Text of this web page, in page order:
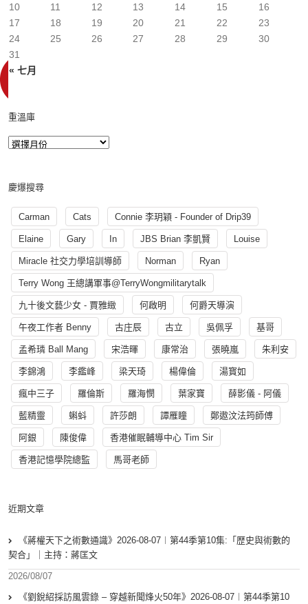
« 七月
10
11 12 13 14 15
16
17
18 19 20 21 22
23
24
25 26 27 28 29
30
31
重溫庫
慶爆搜尋
Carman Cats Connie 李玥穎 - Founder of Drip39
Elaine Gary In JBS Brian 李凱賢 Louise
Miracle 社交力學培訓導師 Norman Ryan
Terry Wong 王總講軍事@TerryWongmilitarytalk
九十後文藝少女 - 賈雅緻 何啟明 何爵天導演
午夜工作者 Benny 古庄辰 古立 吳佩孚 基哥
孟希璘 Ball Mang 宋浩暉 康常治 張曉嵐 朱利安
李錦鴻 李鑑峰 梁天琦 楊偉倫 湯寳如
瘋中三子 羅倫斯 羅海憫 葉家寶 薛影儀 - 阿儀
藍精靈 蝌蚪 許莎朗 譚雁瞳 鄭遨汶法筠師傅
阿銀 陳俊偉 香港催眠輔導中心 Tim Sir
香港記憶學院總監 馬哥老師
近期文章
《蔣權天下之術數通識》2026-08-07︱第44季第10集:「歴史與術數的
契合」｜主持：蔣匡文
2026/08/07
《劉銳紹採訪風雲錄 – 穿越新聞烽火50年》2026-08-07︱第44季第10